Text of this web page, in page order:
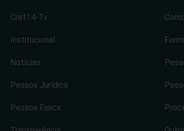
Cref14-Tv
Institucional
Notícias
Pessoa Jurídica
Pessoa Física